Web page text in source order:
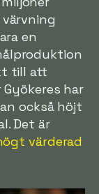
en
till att
har
också höjt
Det är
värderad